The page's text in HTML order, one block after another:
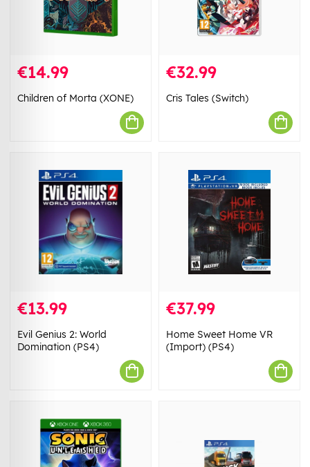
€14.99
Children of Morta (XONE)
€32.99
Cris Tales (Switch)
€13.99
Evil Genius 2: World
Domination (PS4)
€37.99
Home Sweet Home VR
(Import) (PS4)